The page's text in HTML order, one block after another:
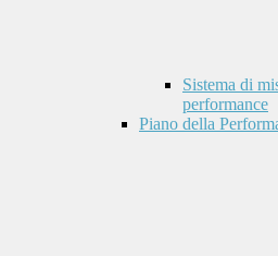
Sistema di
performance
Piano della